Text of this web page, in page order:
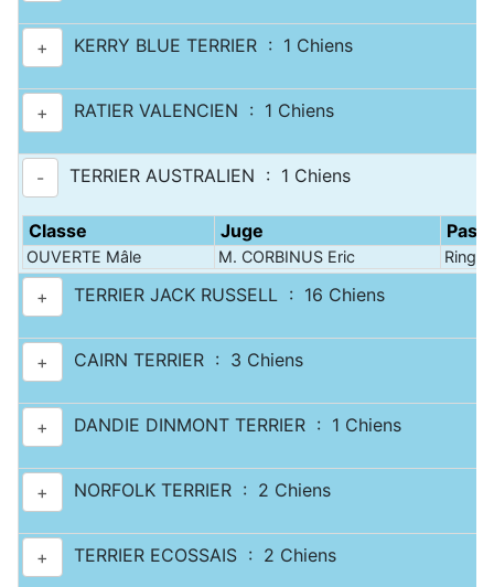
+ KERRY BLUE TERRIER : 1 Chiens
+ RATIER VALENCIEN : 1 Chiens
- TERRIER AUSTRALIEN : 1 Chiens
Classe Juge
OUVERTE Mâle M. CORBINUS Eric Ring :
+ TERRIER JACK RUSSELL : 16 Chiens
+ CAIRN TERRIER : 3 Chiens
+ DANDIE DINMONT TERRIER : 1 Chiens
+ NORFOLK TERRIER : 2 Chiens
+ TERRIER ECOSSAIS : 2 Chiens